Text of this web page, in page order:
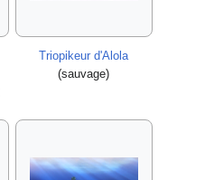
Triopikeur d'Alola
(sauvage)